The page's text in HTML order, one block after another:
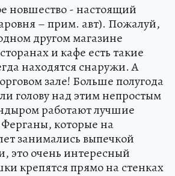
новшество - настоящий
– прим. авт). Пожалуй,
другом магазине
и кафе есть такие
находятся снаружи. А
зале! Больше полугода
голову над этим непростым
работают лучшие
которые на
занимались выпечкой
это очень интересный
крепятся прямо на стенках